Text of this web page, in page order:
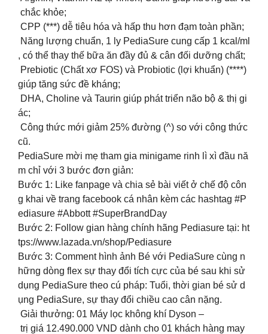
chắc khỏe;
️ CPP (***) dễ tiêu hóa và hấp thu hơn đạm toàn phần;
️ Năng lượng chuẩn, 1 ly PediaSure cung cấp 1 kcal/ml
, có thể thay thế bữa ăn đầy đủ & cân đối dưỡng chất;
️ Prebiotic (Chất xơ FOS) và Probiotic (lợi khuẩn) (****)
giúp tăng sức đề kháng;
️ DHA, Choline và Taurin giúp phát triển não bộ & thị gi
ác;
️ Công thức mới giảm 25% đường (^) so với công thức
cũ.
PediaSure mời mẹ tham gia minigame rinh lì xì đầu nă
m chỉ với 3 bước đơn giản:
Bước 1️: Like fanpage và chia sẻ bài viết ở chế độ côn
g khai về trang facebook cá nhân kèm các hashtag #P
ediasure #Abbott #SuperBrandDay
Bước 2️: Follow gian hàng chính hãng Pediasure tại: ht
tps://www.lazada.vn/shop/Pediasure
Bước 3️: Comment hình ảnh Bé với PediaSure cùng n
hững dòng flex sự thay đổi tích cực của bé sau khi sử
dụng PediaSure theo cú pháp: Tuổi, thời gian bé sử d
ụng PediaSure, sự thay đổi chiều cao cân nặng.
Giải thưởng: 01 Máy lọc không khí Dyson –
trị giá 12.490.000 VND dành cho 01 khách hàng may